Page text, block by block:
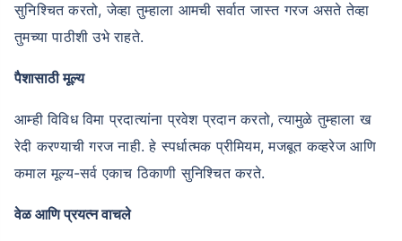
सुनिश्चित करतो, जेव्हा तुम्हाला आमची सर्वात जास्त गरज असते तेव्हा
तुमच्या पाठीशी उभे राहते.
पैशासाठी मूल्य
आम्ही विविध विमा प्रदात्यांना प्रवेश प्रदान करतो, त्यामुळे तुम्हाला ख
रेदी करण्याची गरज नाही. हे स्पर्धात्मक प्रीमियम, मजबूत कव्हरेज आणि
कमाल मूल्य-सर्व एकाच ठिकाणी सुनिश्चित करते.
वेळ आणि प्रयत्न वाचले